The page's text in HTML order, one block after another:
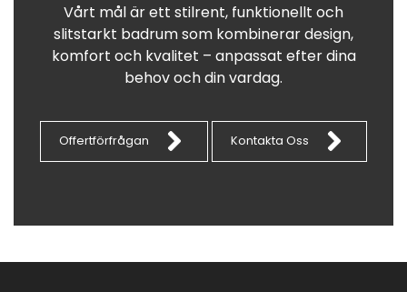
Vårt mål är ett stilrent, funktionellt och
slitstarkt badrum som kombinerar design,
komfort och kvalitet – anpassat efter dina
behov och din vardag.
Offertförfrågan Kontakta Oss